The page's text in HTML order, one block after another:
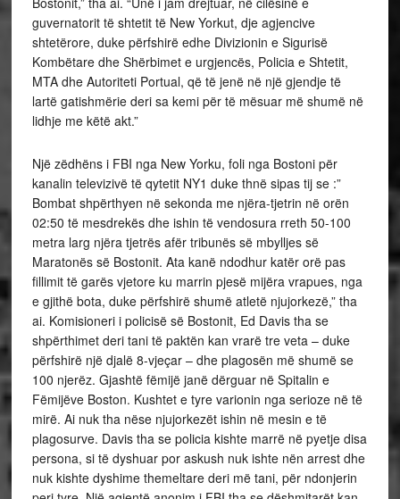
guvernatorit të shtetit të New Yorkut, dje agjencive
shtetërore, duke përfshirë edhe Divizionin e Sigurisë
Kombëtare dhe Shërbimet e urgjencës, Policia e Shtetit,
MTA dhe Autoriteti Portual, që të jenë në një gjendje të
lartë gatishmërie deri sa kemi për të mësuar më shumë në
lidhje me këtë akt.”
Një zëdhëns i FBI nga New Yorku, foli nga Bostoni për
kanalin televizivë të qytetit NY1 duke thnë sipas tij se :”
Bombat shpërthyen në sekonda me njëra-tjetrin në orën
02:50 të mesdrekës dhe ishin të vendosura rreth 50-100
metra larg njëra tjetrës afër tribunës së mbylljes së
Maratonës së Bostonit. Ata kanë ndodhur katër orë pas
fillimit të garës vjetore ku marrin pjesë mijëra vrapues, nga
e gjithë bota, duke përfshirë shumë atletë njujorkezë,” tha
ai. Komisioneri i policisë së Bostonit, Ed Davis tha se
shpërthimet deri tani të paktën kan vrarë tre veta – duke
përfshirë një djalë 8-vjeçar – dhe plagosën më shumë se
100 njerëz. Gjashtë fëmijë janë dërguar në Spitalin e
Fëmijëve Boston. Kushtet e tyre varionin nga serioze në të
mirë. Ai nuk tha nëse njujorkezët ishin në mesin e të
plagosurve. Davis tha se policia kishte marrë në pyetje disa
persona, si të dyshuar por askush nuk ishte nën arrest dhe
nuk kishte dyshime themeltare deri më tani, për ndonjerin